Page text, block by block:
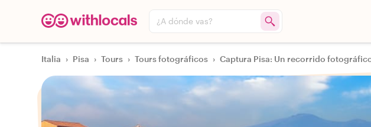
¿A dónde vas?
Italia › Pisa › Tours › Tours fotográficos › Captura Pisa: Un recorrido